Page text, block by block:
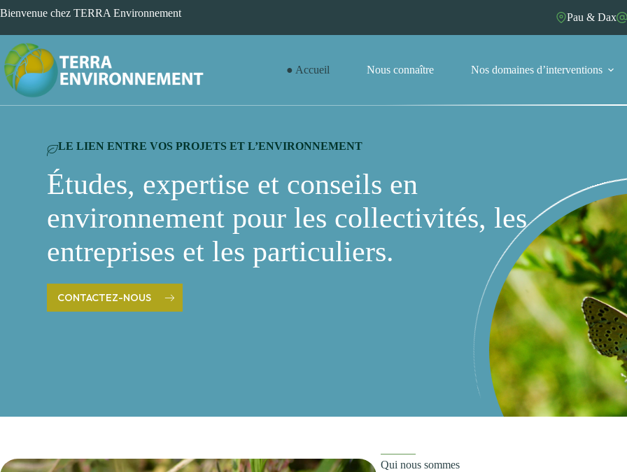
au
Bienvenue chez TERRA Environnement Pau & Dax
Accueil Nous connaître Nos domaines d’interventions
LE LIEN ENTRE VOS PROJETS ET L’ENVIRONNEMENT
Études, expertise et conseils en
environnement pour les collectivités, les
entreprises et les particuliers.
CONTACTEZ-NOUS
Qui nous sommes